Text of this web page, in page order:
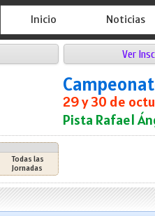
Inicio Noticias
Ver
29 y 30 de
Pista Rafael
Todas las
Jornadas